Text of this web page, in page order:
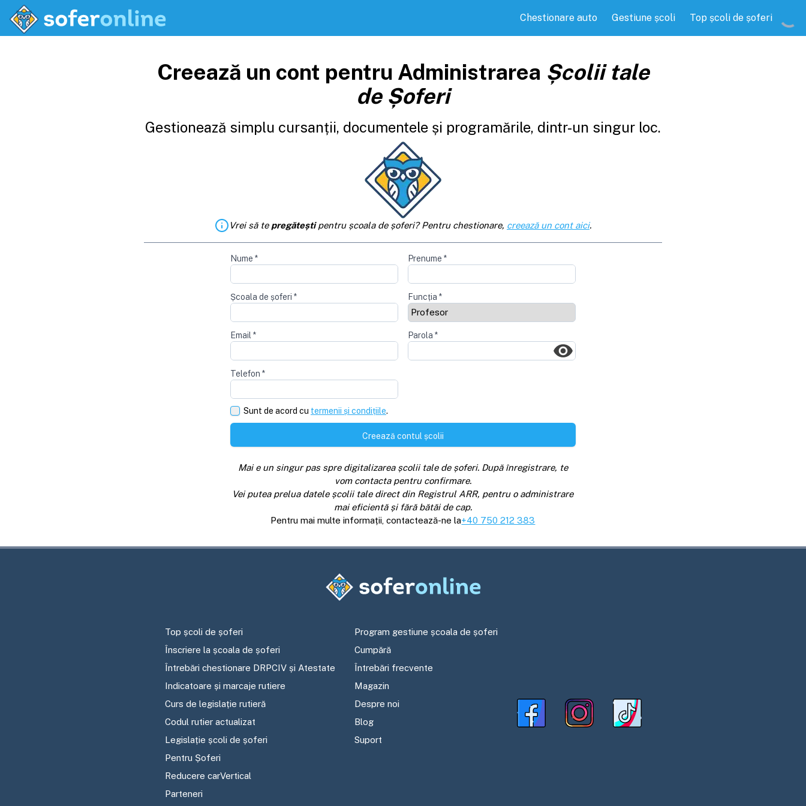
Chestionare auto Gestiune școli Top școli de șoferi
Creează un cont pentru Administrarea Școlii tale
de Șoferi
Gestionează simplu cursanții, documentele și programările, dintr-un singur loc.
Vrei să te pregăteștipentru școala de șoferi? Pentru chestionare, creează un cont aici.
Nume * Prenume *
Școala de șoferi * Funcția *
Email * Parola *
Telefon *
Sunt de acord cu termenii și condițiile.
Creează contul școlii
Mai e un singur pas spre digitalizarea școlii tale de șoferi. După înregistrare, te
vom contacta pentru confirmare.
Vei putea prelua datele școlii tale direct din Registrul ARR, pentru o administrare
mai eficientă și fără bătăi de cap.
Pentru mai multe informații, contactează-ne la+40 750 212 383
Top școli de șoferi
Înscriere la școala de șoferi
Întrebări chestionare DRPCIV și Atestate
Indicatoare și marcaje rutiere
Curs de legislație rutieră
Codul rutier actualizat
Legislație școli de șoferi
Pentru Șoferi
Reducere carVertical
Parteneri
Program gestiune școala de șoferi
Cumpără
Întrebări frecvente
Magazin
Despre noi
Blog
Suport